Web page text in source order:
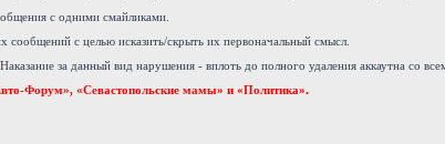
с одними смайликами.
сообщений с целью исказить/скрыть их первоначальный смысл.
за данный вид нарушения - вплоть до полного удаления аккаутна со
Форум», «Севастопольские мамы» и «Политика».